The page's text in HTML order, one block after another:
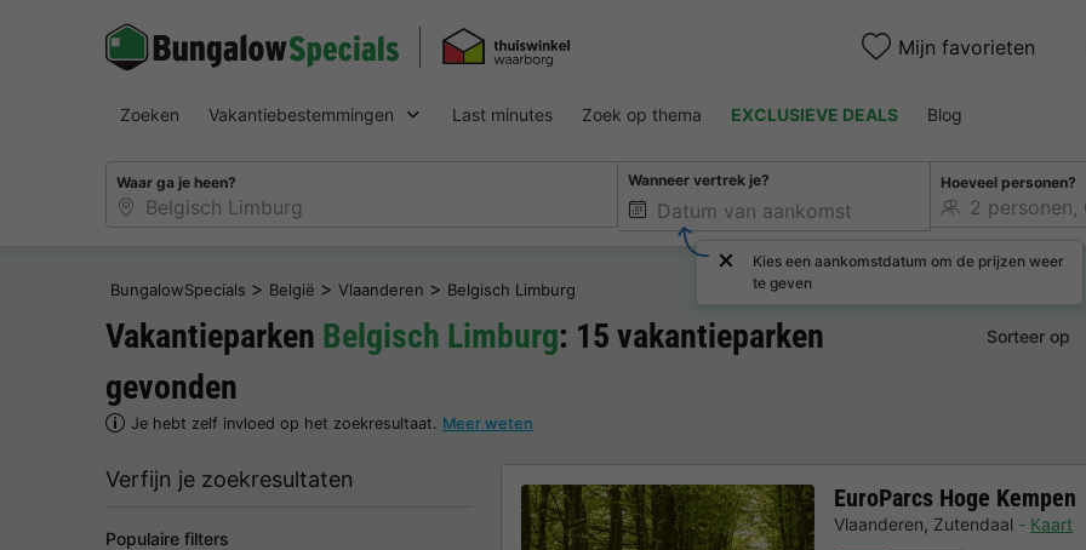
Mijn favorieten
Zoeken Vakantiebestemmingen Last minutes Zoek op thema EXCLUSIEVE DEALS Blog
Waar ga je heen? Wanneer vertrek je?
Kies een aankomstdatum om de prijzen weer
te geven
Hoeveel personen?
BungalowSpecials > België > Vlaanderen > Belgisch Limburg
Vakantieparken Belgisch Limburg: 15 vakantieparken
gevonden
Je hebt zelf invloed op het zoekresultaat. Meer weten
Sorteer op
Verfijn je zoekresultaten
Populaire filters
EuroParcs Hoge Kempen
Vlaanderen, Zutendaal
Kaart